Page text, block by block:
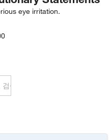
eye irritation.